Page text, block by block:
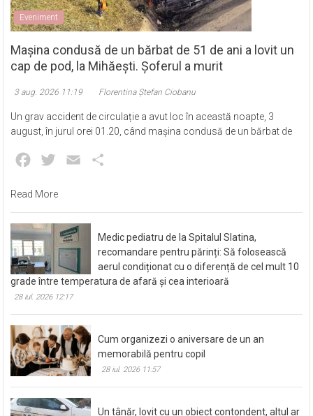
Eveniment
Mașina condusă de un bărbat de 51 de ani a lovit un
cap de pod, la Mihăești. Șoferul a murit
3 aug. 2026 11:19 Florentina Ștefan Ciobanu
Un grav accident de circulație a avut loc în această noapte, 3
august, în jurul orei 01.20, când mașina condusă de un bărbat de
Facebook
Twitter Email
Read More
Medic pediatru de la Spitalul Slatina,
recomandare pentru părinți: Să folosească
aerul condiționat cu o diferență de cel mult 10
grade între temperatura de afară și cea interioară
28 iul. 2026 12:17
Cum organizezi o aniversare de un an
memorabilă pentru copil
28 iul. 2026 11:57
Un tânăr, lovit cu un obiect contondent, altul ar